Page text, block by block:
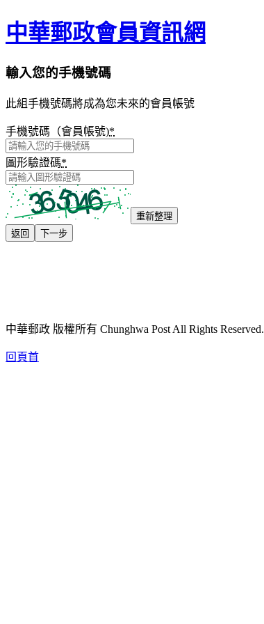
中華郵政會員資訊網
輸入您的手機號碼
此組手機號碼將成為您未來的會員帳號
手機號碼（會員帳號)*
圖形驗證碼*
重新整理
返回
下一步
中華郵政 版權所有 Chunghwa Post All Rights Reserved.
回頁首